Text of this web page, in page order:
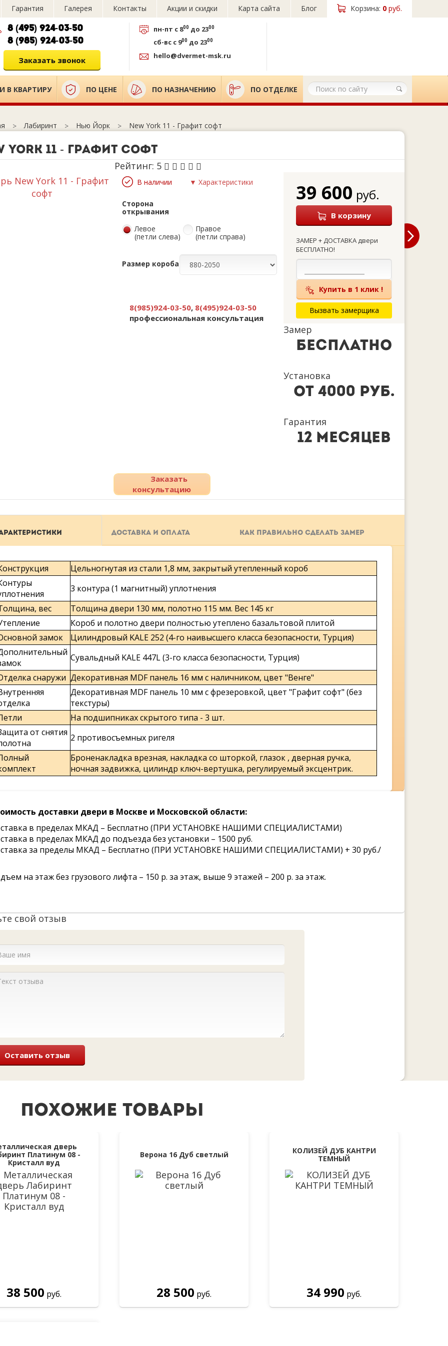
Корзина: 0 руб.
Гарантия Галерея Контакты Акции и скидки Карта сайта Блог
8 (495) 924-03-50
8 (985) 924-03-50
Заказать звонок
пн-пт с 800 до 2300
сб-всс 900 до 2300
hello@dvermet-msk.ru
В КВАРТИРУ ПО ЦЕНЕ ПО НАЗНАЧЕНИЮ ПО ОТДЕЛКЕ
Лабиринт Нью Йорк New York 11 - Графит софт
York 11 - Графит софт
Рейтинг: 5
В наличии ▼ Характеристики
Сторона
открывания
Левое
(петли слева)
Правое
(петли справа)
Размер короба
8(985)924-03-50, 8(495)924-03-50
профессиональная консультация
39 600 руб.
В корзину
ЗАМЕР + ДОСТАВКА двери
БЕСПЛАТНО!
Купить в 1 клик !
Вызвать замерщика
Замер
бесплатно
Установка
от 4000 руб.
Гарантия
12 месяцев
Заказать
консультацию
ДОСТАВКА И ОПЛАТА КАК ПРАВИЛЬНО СДЕЛАТЬ ЗАМЕР
Цельногнутая из стали 1,8 мм, закрытый утепленный короб
3 контура (1 магнитный) уплотнения
вес
Толщина двери 130 мм, полотно 115 мм. Вес 145 кг
Короб и полотно двери полностью утеплено базальтовой плитой
замок
Цилиндровый KALE 252 (4-го наивысшего класса безопасности, Турция)
Сувальдный KALE 447L (3-го класса безопасности, Турция)
снаружи Декоративная MDF панель 16 мм с наличником, цвет "Венге"
Декоративная MDF панель 10 мм с фрезеровкой, цвет "Графит софт" (без
текстуры)
На подшипниках скрытого типа - 3 шт.
от снятия 2 противосъемных ригеля
Броненакладка врезная, накладка со шторкой, глазок , дверная ручка,
ночная задвижка, цилиндр ключ-вертушка, регулируемый эксцентрик.
доставки двери в Москве и Московской области:
в пределах МКАД – Бесплатно (ПРИ УСТАНОВКЕ НАШИМИ СПЕЦИАЛИСТАМИ)
в пределах МКАД до подъезда без установки – 1500 руб.
за пределы МКАД – Бесплатно (ПРИ УСТАНОВКЕ НАШИМИ СПЕЦИАЛИСТАМИ) + 30 руб./
на этаж без грузового лифта – 150 р. за этаж, выше 9 этажей – 200 р. за этаж.
свой отзыв
Оставить отзыв
ПОХОЖИЕ ТОВАРЫ
дверь
Платинум 08 -
Кристалл вуд
38 500 руб.
Верона 16 Дуб светлый
28 500 руб.
КОЛИЗЕЙ ДУБ КАНТРИ
ТЕМНЫЙ
34 990 руб.